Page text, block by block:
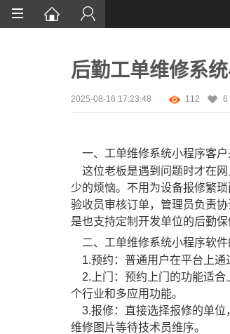
后勤工单维修系
2025-08-16 17:23:48 112 6
一、工单维修系统小程序客户
这位老板是遇到问题时才在网
少的烦恼。不用为设备报修繁
验收员审核订单，管理员负责
是也支持定制开发单位的后勤保
二、工单维修系统小程序软件
1.预约：普通用户在平台上通
2.上门：预约上门的功能适合
个行业和多应用功能。
3.报修：直接选择报修的单位
维修图片等待技术员维序。